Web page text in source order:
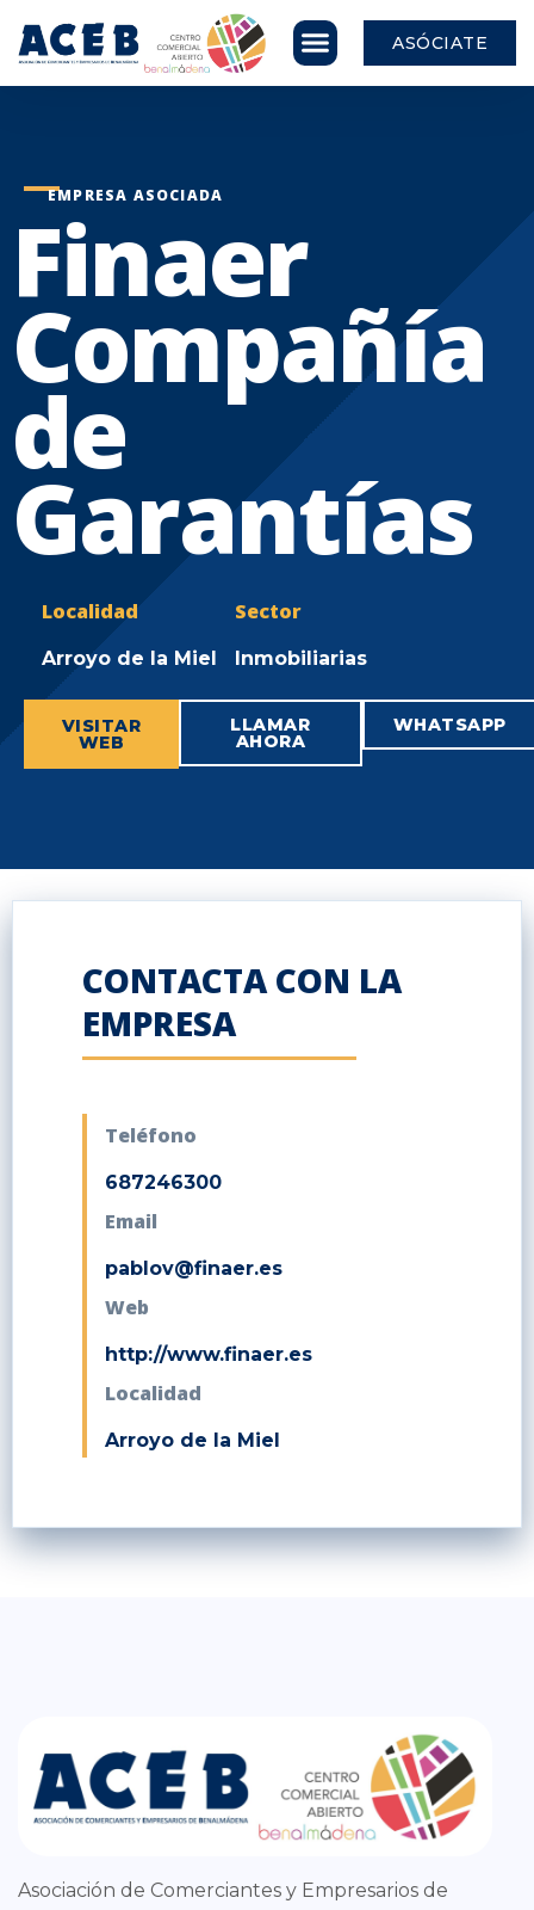
ASÓCIATE
EMPRESA ASOCIADA
Finaer
Compañía
de
Garantías
Localidad
Arroyo de la Miel
Sector
Inmobiliarias
VISITAR
WEB
LLAMAR
AHORA
WHATSAPP
CONTACTA CON LA
EMPRESA
Teléfono
687246300
Email
pablov@finaer.es
Web
http://www.finaer.es
Localidad
Arroyo de la Miel
Asociación de Comerciantes y Empresarios de